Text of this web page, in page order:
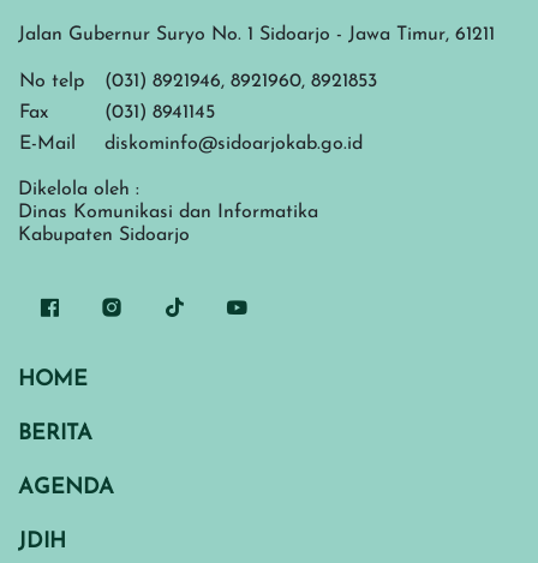
Jalan Gubernur Suryo No. 1 Sidoarjo - Jawa Timur, 61211
No telp
(031) 8921946, 8921960, 8921853
Fax
(031) 8941145
E-Mail
diskominfo@sidoarjokab.go.id
Dikelola oleh :
Dinas Komunikasi dan Informatika
Kabupaten Sidoarjo
HOME
BERITA
AGENDA
JDIH